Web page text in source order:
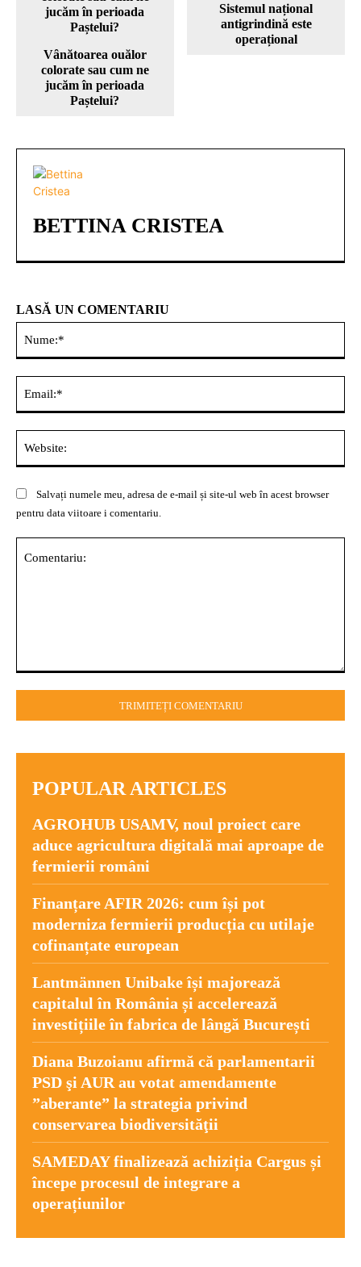
Vȃnătoarea ouălor
colorate sau cum ne
jucăm în perioada
Paștelui?
Sistemul național
antigrindină este
operațional
BETTINA CRISTEA
LASĂ UN COMENTARIU
Salvați numele meu, adresa de e-mail și site-ul web în acest browser
pentru data viitoare i comentariu.
POPULAR ARTICLES
AGROHUB USAMV, noul proiect care
aduce agricultura digitală mai aproape de
fermierii români
Finanțare AFIR 2026: cum își pot
moderniza fermierii producția cu utilaje
cofinanțate european
Lantmännen Unibake își majorează
capitalul în România și accelerează
investițiile în fabrica de lângă București
Diana Buzoianu afirmă că parlamentarii
PSD şi AUR au votat amendamente
”aberante” la strategia privind
conservarea biodiversităţii
SAMEDAY finalizează achiziția Cargus și
începe procesul de integrare a
operațiunilor